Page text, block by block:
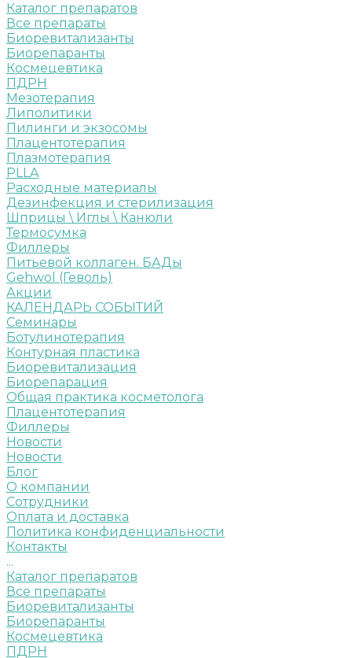
Каталог препаратов
Все препараты
Биоревитализанты
Биорепаранты
Космецевтика
ПДРН
Мезотерапия
Липолитики
Пилинги и экзосомы
Плацентотерапия
Плазмотерапия
PLLA
Расходные материалы
Дезинфекция и стерилизация
Шприцы \ Иглы \ Канюли
Термосумка
Филлеры
Питьевой коллаген. БАДы
Gehwol (Геволь)
Акции
КАЛЕНДАРЬ СОБЫТИЙ
Семинары
Ботулинотерапия
Контурная пластика
Биоревитализация
Биорепарация
Общая практика косметолога
Плацентотерапия
Филлеры
Новости
Новости
Блог
О компании
Сотрудники
Оплата и доставка
Политика конфиденциальности
Контакты
...
Каталог препаратов
Все препараты
Биоревитализанты
Биорепаранты
Космецевтика
ПДРН